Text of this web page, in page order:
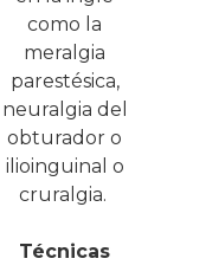
como la
meralgia
parestésica,
neuralgia del
obturador o
ilioinguinal o
cruralgia.
Técnicas